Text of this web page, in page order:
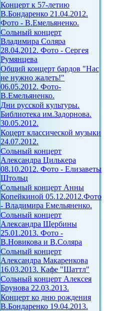
Концерт к 57-летию
В.Бондаренко 21.04.2012.
Фото - В.Емельяненко.
Сольный концерт
Владимира Соляра
28.04.2012. Фото - Сергея
Румянцева
Общий концерт бардов "Нас
не нужно жалеть!"
06.05.2012. Фото-
В.Емельяненко.
Дни русской культуры.
Библиотека им.Задорнова.
30.05.2012.
Коцерт классической музыки
24.07.2012.
Сольный концерт
Александра Цилькера
08.10.2012. Фото - Елизаветы
Штольц
Сольный концерт Анны
Копейкиной 05.12.2012.Фото
- Владимира Емельяненко.
Сольный концерт
Александра Щербины
25.01.2013. Фото -
В.Новикова и В.Соляра
Сольный концерт
Александра Макаренкова
16.03.2013. Кафе "Шаттл"
Сольный концерт Алексея
Брунова 22.03.2013.
Концерт ко дню рождения
В.Бондаренко 19.04.2013.